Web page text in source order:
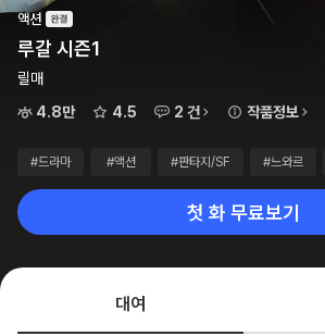
액션
루갈 시즌1
릴매
4.8만
4.5 2 건 작품정보
#드라마 #액션 #판타지/SF #느와르
첫 화 무료보기
대여